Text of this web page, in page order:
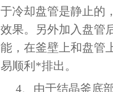
于冷却盘管是静止的
效果。另外加入盘管
能，在釜壁上和盘管
易顺利*排出。
4、由于结晶釜底